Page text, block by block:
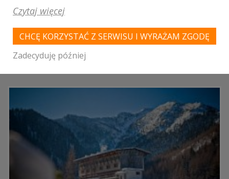
LOKALE ZNAJDUJĄCE SIĘ W POBLIŻU
Czytaj więcej
CHCĘ KORZYSTAĆ Z SERWISU I WYRAŻAM ZGODĘ
Zadecyduję później